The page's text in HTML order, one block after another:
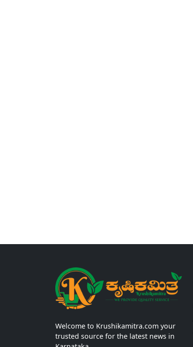
Welcome to Krushikamitra.com your
trusted source for the latest news in